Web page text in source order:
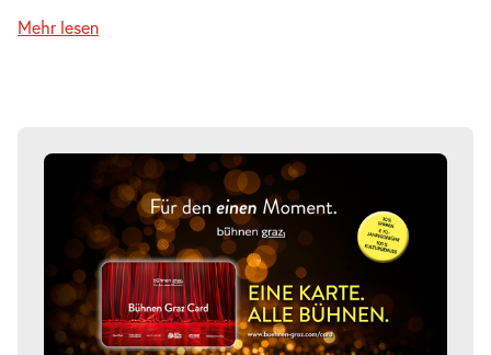
So.
07.02.2027
So. 07.02.2027
18:00–20:00 Uhr
Perfect Match-
Mehr lesen